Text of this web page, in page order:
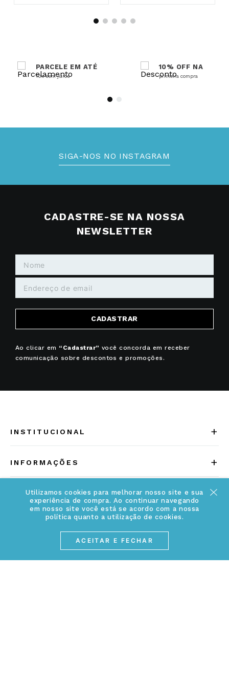
Utilizamos cookies para melhorar nosso site e sua
experiência de compra. Ao continuar navegando
em nosso site você está se acordo com a nossa
política quanto a utilização de cookies.
ACEITAR E FECHAR
PARCELE EM ATÉ
10x sem juros
10% OFF NA
primeira compra
SIGA-NOS NO INSTAGRAM
CADASTRE-SE NA NOSSA
NEWSLETTER
CADASTRAR
Ao clicar em “Cadastrar” você concorda em receber
comunicação sobre descontos e promoções.
INSTITUCIONAL +
Fale Conosco
Conheça a linha MVNDOS
INFORMAÇÕES +
Política de Troca e Devolução
Política de Privacidade
Cancelamento de Compra
ATENDIMENTO
(17) 3234-2299